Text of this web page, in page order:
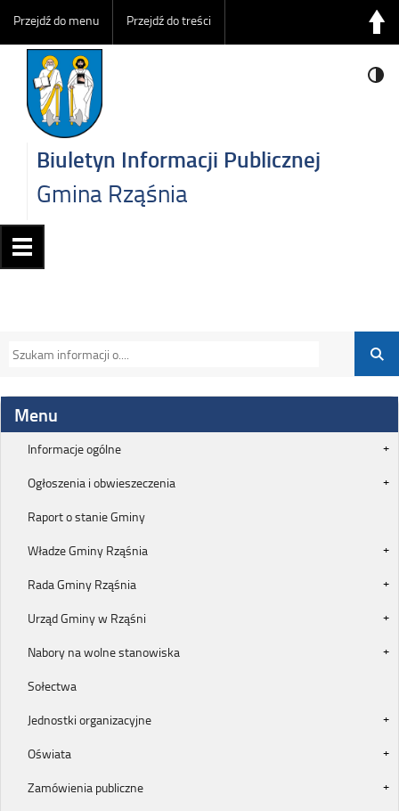
Przejdź do menu Przejdź do treści
Biuletyn Informacji Publicznej
Gmina Rząśnia
Menu
Informacje ogólne
Ogłoszenia i obwieszeczenia
Raport o stanie Gminy
Władze Gminy Rząśnia
Rada Gminy Rząśnia
Urząd Gminy w Rząśni
Nabory na wolne stanowiska
Sołectwa
Jednostki organizacyjne
Oświata
Zamówienia publiczne